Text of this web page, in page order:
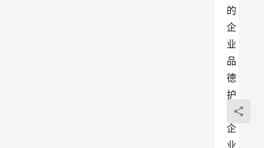
的
企
业
品
德
护
航
企
业